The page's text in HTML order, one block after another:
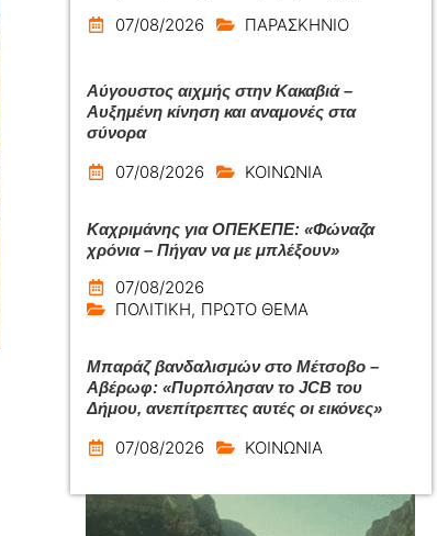
07/08/2026 ΠΑΡΑΣΚΗΝΙΟ
Αύγουστος αιχμής στην Κακαβιά –
Αυξημένη κίνηση και αναμονές στα
σύνορα
07/08/2026 ΚΟΙΝΩΝΙΑ
Καχριμάνης για ΟΠΕΚΕΠΕ: «Φώναζα
χρόνια – Πήγαν να με μπλέξουν»
07/08/2026
ΠΟΛΙΤΙΚΗ, ΠΡΩΤΟ ΘΕΜΑ
Μπαράζ βανδαλισμών στο Μέτσοβο –
Αβέρωφ: «Πυρπόλησαν το JCB του
Δήμου, ανεπίτρεπτες αυτές οι εικόνες»
07/08/2026 ΚΟΙΝΩΝΙΑ